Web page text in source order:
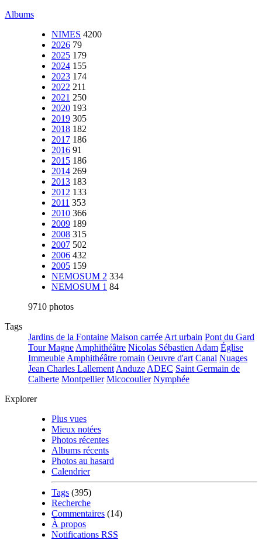
Albums
NIMES 4200
2026 79
2025 179
2024 155
2023 174
2022 211
2021 250
2020 193
2019 305
2018 182
2017 186
2016 91
2015 186
2014 269
2013 183
2012 133
2011 353
2010 366
2009 189
2008 315
2007 502
2006 432
2005 159
NEMOSUM 2 334
NEMOSUM 1 84
9710 photos
Tags
Jardins de la Fontaine Maison carrée Art urbain Pont du Gard
Tour Magne Amphithéâtre Nicolas Sébastien Adam Église
Immeuble Amphithéâtre romain Oeuvre d'art Canal Nuages
Jean Charles Lallement Anduze ADEC Saint Germain de
Calberte Montpellier Micocoulier Nymphée
Explorer
Plus vues
Mieux notées
Photos récentes
Albums récents
Photos au hasard
Calendrier
Tags (395)
Recherche
Commentaires (14)
À propos
Notifications RSS